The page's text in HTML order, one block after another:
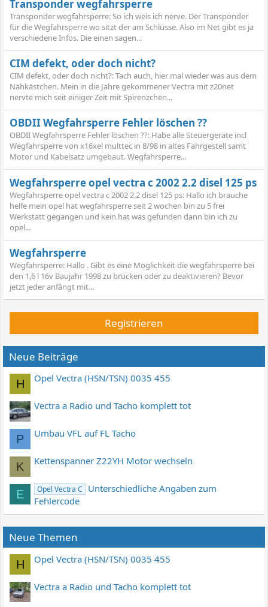
Transponder wegfahrsperre
Transponder wegfahrsperre: So ich weis ich nerve. Der Transponder
für die Wegfahrsperre wo sitzt der am Schlüsse. Also im Net gibt es ja
verschiedene Infos. Die einen sagen...
CIM defekt, oder doch nicht?
CIM defekt, oder doch nicht?: Tach auch, hier mal wieder was aus dem
Nähkästchen. Mein in die Jahre gekommener Vectra mit z20net
nervte mich seit einiger Zeit mit Spirenzchen...
OBDII Wegfahrsperre Fehler löschen ??
OBDII Wegfahrsperre Fehler löschen ??: Habe alle Steuergeräte incl
Wegfahrsperre von x16xel multtec in 8/98 in altes Fahrgestell samt
Motor und Kabelsatz umgebaut. Wegfahrsperre...
Wegfahrsperre opel vectra c 2002 2.2 disel 125 ps
Wegfahrsperre opel vectra c 2002 2.2 disel 125 ps: Hallo ich brauche
helfe mein opel hat wegfahrsperre seit 2 wochen bin zu 5 frei
Werkstatt gegangen und kein hat was gefunden dann bin ich zu
opel...
Wegfahrsperre
Wegfahrsperre: Hallo . Gibt es eine Möglichkeit die wegfahrsperre bei
den 1,6 l 16v Baujahr 1998 zu brücken oder zu deaktivieren? Bevor
jetzt jeder anfängt mit...
Registrieren
Neue Beiträge
H Opel Vectra (HSN/TSN) 0035 455
Vectra a Radio und Tacho komplett tot
P Umbau VFL auf FL Tacho
K Kettenspanner Z22YH Motor wechseln
E Opel Vectra C
Unterschiedliche Angaben zum
Fehlercode
Neue Themen
H Opel Vectra (HSN/TSN) 0035 455
Vectra a Radio und Tacho komplett tot